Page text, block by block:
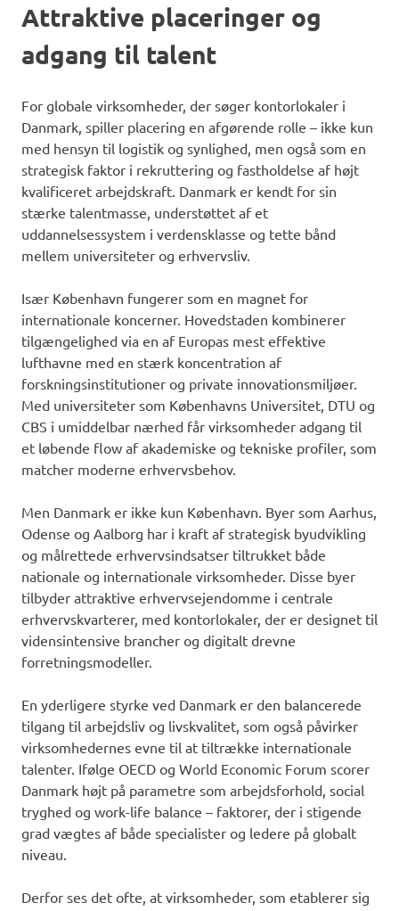
Attraktive placeringer og
adgang til talent
For globale virksomheder, der søger kontorlokaler i
Danmark, spiller placering en afgørende rolle – ikke kun
med hensyn til logistik og synlighed, men også som en
strategisk faktor i rekruttering og fastholdelse af højt
kvalificeret arbejdskraft. Danmark er kendt for sin
stærke talentmasse, understøttet af et
uddannelsessystem i verdensklasse og tette bånd
mellem universiteter og erhvervsliv.
Især København fungerer som en magnet for
internationale koncerner. Hovedstaden kombinerer
tilgængelighed via en af Europas mest effektive
lufthavne med en stærk koncentration af
forskningsinstitutioner og private innovationsmiljøer.
Med universiteter som Københavns Universitet, DTU og
CBS i umiddelbar nærhed får virksomheder adgang til
et løbende flow af akademiske og tekniske profiler, som
matcher moderne erhvervsbehov.
Men Danmark er ikke kun København. Byer som Aarhus,
Odense og Aalborg har i kraft af strategisk byudvikling
og målrettede erhvervsindsatser tiltrukket både
nationale og internationale virksomheder. Disse byer
tilbyder attraktive erhvervsejendomme i centrale
erhvervskvarterer, med kontorlokaler, der er designet til
vidensintensive brancher og digitalt drevne
forretningsmodeller.
En yderligere styrke ved Danmark er den balancerede
tilgang til arbejdsliv og livskvalitet, som også påvirker
virksomhedernes evne til at tiltrække internationale
talenter. Ifølge OECD og World Economic Forum scorer
Danmark højt på parametre som arbejdsforhold, social
tryghed og work-life balance – faktorer, der i stigende
grad vægtes af både specialister og ledere på globalt
niveau.
Derfor ses det ofte, at virksomheder, som etablerer sig